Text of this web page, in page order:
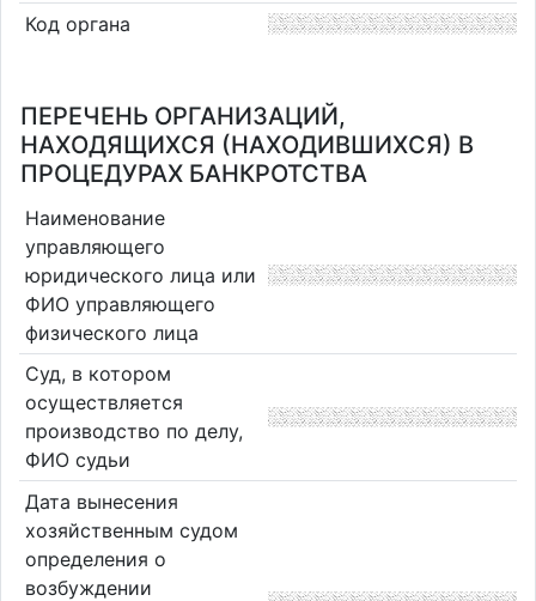
Код органа
ПЕРЕЧЕНЬ ОРГАНИЗАЦИЙ,
НАХОДЯЩИХСЯ (НАХОДИВШИХСЯ) В
ПРОЦЕДУРАХ БАНКРОТСТВА
Наименование
управляющего
юридического лица или
ФИО управляющего
физического лица
Суд, в котором
осуществляется
производство по делу,
ФИО судьи
Дата вынесения
хозяйственным судом
определения о
возбуждении